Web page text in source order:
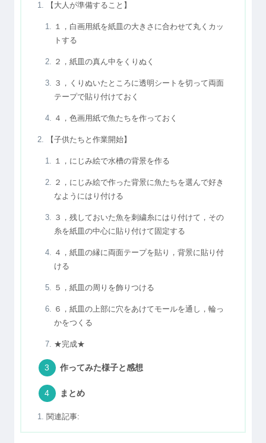
【大人が準備すること】
１，白画用紙を紙皿の大きさに合わせて丸くカッ
トする
２，紙皿の真ん中をくりぬく
３，くりぬいたところに透明シートを切って両面
テープで貼り付けておく
４，色画用紙で魚たちを作っておく
【子供たちと作業開始】
１，にじみ絵で水槽の背景を作る
２，にじみ絵で作った背景に魚たちを選んで好き
なようにはり付ける
３，残しておいた魚を刺繍糸にはり付けて，その
糸を紙皿の中心に貼り付けて固定する
４，紙皿の縁に両面テープを貼り，背景に貼り付
ける
５，紙皿の周りを飾りつける
６，紙皿の上部に穴をあけてモールを通し，輪っ
かをつくる
★完成★
作ってみた様子と感想
まとめ
関連記事: